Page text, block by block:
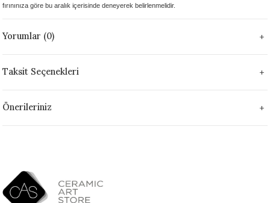
°C
fırınınıza göre bu aralık içerisinde deneyerek belirlenmelidir.
Yorumlar (0)
Taksit Seçenekleri
Önerileriniz